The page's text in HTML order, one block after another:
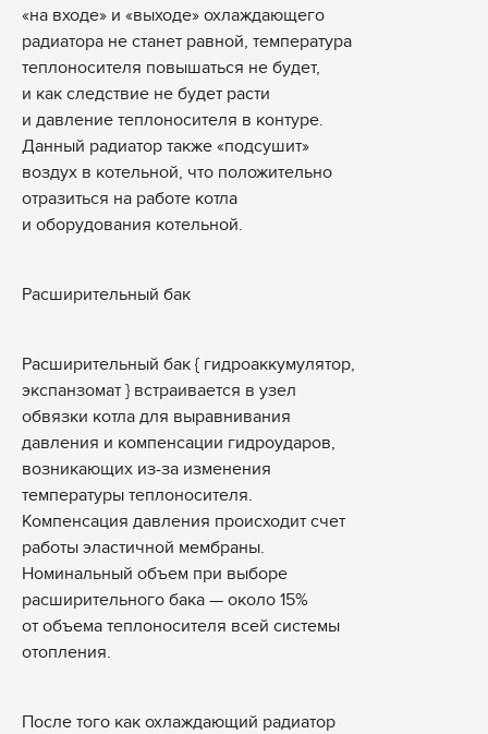
«на входе» и «выходе» охлаждающего
радиатора не станет равной, температура
теплоносителя повышаться не будет,
и как следствие не будет расти
и давление теплоносителя в контуре.
Данный радиатор также «подсушит»
воздух в котельной, что положительно
отразиться на работе котла
и оборудования котельной.
Расширительный бак
Расширительный бак { гидроаккумулятор,
экспанзомат } встраивается в узел
обвязки котла для выравнивания
давления и компенсации гидроударов,
возникающих из-за изменения
температуры теплоносителя.
Компенсация давления происходит счет
работы эластичной мембраны.
Номинальный объем при выборе
расширительного бака — около 15%
от объема теплоносителя всей системы
отопления.
После того как охлаждающий радиатор